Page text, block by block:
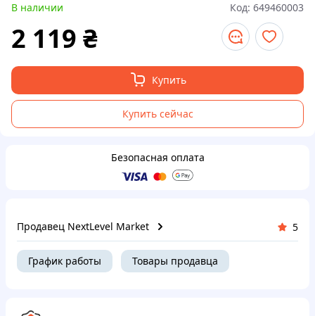
В наличии Код: 649460003
2 119 ₴
Купить
Купить сейчас
Безопасная оплата
Продавец NextLevel Market 5
График работы Товары продавца